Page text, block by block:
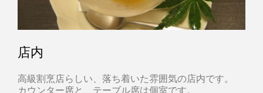
店内
高級割烹店らしい、落ち着いた雰囲気の店内です。
カウンター席と、テーブル席は個室です。